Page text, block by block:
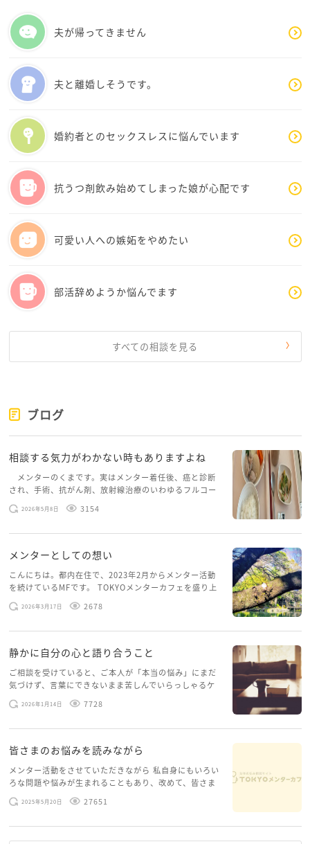
す
色んな問題をどれだけ声を上げても伝わらない、制
度が認識が社会が変わっていかないのなら現状の私
には覚悟を決めて声を上げ、すり減らして限界を迎
えたら自分で自分を終わりにすることしかできませ
ん
騙したり、嘘をついた方が悪い、それが認められな
い世界で生きていくのは私にとってとても難しいこ
とです、ごめんなさい
夫が帰ってきません
夫と離婚しそうです。
婚約者とのセックスレスに悩んでいます
抗うつ剤飲み始めてしまった娘が心配です
可愛い人への嫉妬をやめたい
部活辞めようか悩んでます
すべての相談を見る
ブログ
相談する気力がわかない時もありますよね
メンターのくまです。実はメンター着任後、癌と診断
され、手術、抗がん剤、放射線治療のいわゆるフルコー
スを体験していて、しばらくメンターカフェに来られて
いませんでした。体力だけでなく、気力も落ちパソコン
2026年5月8日 3154
メンターとしての想い
こんにちは。都内在住で、2023年2月からメンター活動
を続けているMFです。 TOKYOメンターカフェを盛り上
げたいという想いから、勇気を出して初めてブログを投
稿してみようと思います。少し自分のことを書いてみま
2026年3月17日 2678
静かに自分の心と語り合うこと
ご相談を受けていると、ご本人が「本当の悩み」にまだ
気づけず、言葉にできないまま苦しんでいらっしゃるケ
ースがありますお悩みというのは、心の深いところ（深
層心理）に触れることで、まったく違う角度から解決の
2026年1月14日 7728
皆さまのお悩みを読みながら
メンター活動をさせていただきながら 私自身にもいろい
ろな問題や悩みが生まれることもあり、改めて、皆さま
のお悩みを読みながら 「みんな、もがいてる。わたし
だけじゃないんだな」と、逆に励まされるような日々で
2025年5月20日 27651